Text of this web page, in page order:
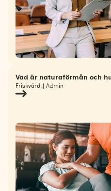
Vad är naturaförmån och
Friskvård | Admin